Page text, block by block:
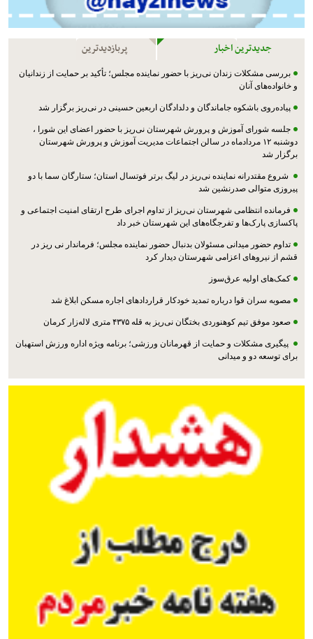
جدیدترین اخبار پربازدیدترین
بررسی مشکلات زندان نی‌ریز با حضور نماینده مجلس؛ تأکید بر حمایت از زندانیان
و خانواده‌های آنان
پیاده‌روی باشکوه جاماندگان و دلدادگان اربعین حسینی در نی‌ریز برگزار شد
جلسه شورای آموزش و پرورش شهرستان نی‌ریز با حضور اعضای این شورا ،
دوشنبه ۱۲ مردادماه در سالن اجتماعات مدیریت آموزش و پرورش شهرستان
برگزار شد
شروع مقتدرانه نماینده نی‌ریز در لیگ برتر فوتسال استان؛ ستارگان سما با دو
پیروزی متوالی صدرنشین شد
فرمانده انتظامی شهرستان نی‌ریز از تداوم اجرای طرح ارتقای امنیت اجتماعی و
پاکسازی پارک‌ها و تفرجگاه‌های این شهرستان خبر داد
تداوم حضور میدانی مسئولان بدنبال حضور نماینده مجلس؛ فرماندار نی ریز در
قشم از نیروهای اعزامی شهرستان دیدار کرد
کمک‌های اولیه عرق‌سوز
مصوبه سران قوا درباره تمدید خودکار قراردادهای اجاره مسکن ابلاغ شد
صعود موفق تیم کوهنوردی بختگان نی‌ریز به قله ۴۳۷۵ متری لاله‌زار کرمان
پیگیری مشکلات و حمایت از قهرمانان ورزشی؛ برنامه ویژه اداره ورزش استهبان
برای توسعه دو و میدانی